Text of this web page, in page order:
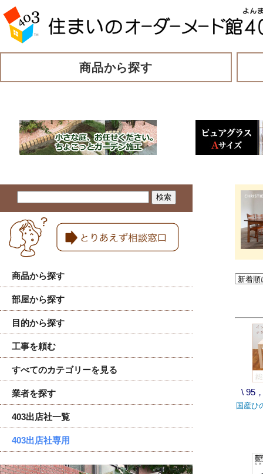
商品から探す
商品から探す
部屋から探す
目的から探す
工事を頼む
すべてのカテゴリーを見る
業者を探す
403出店社一覧
403出店社専用
\ 95
国産ひ